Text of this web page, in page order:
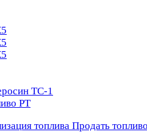
ТС-1
РТ
топлива Продать топливо